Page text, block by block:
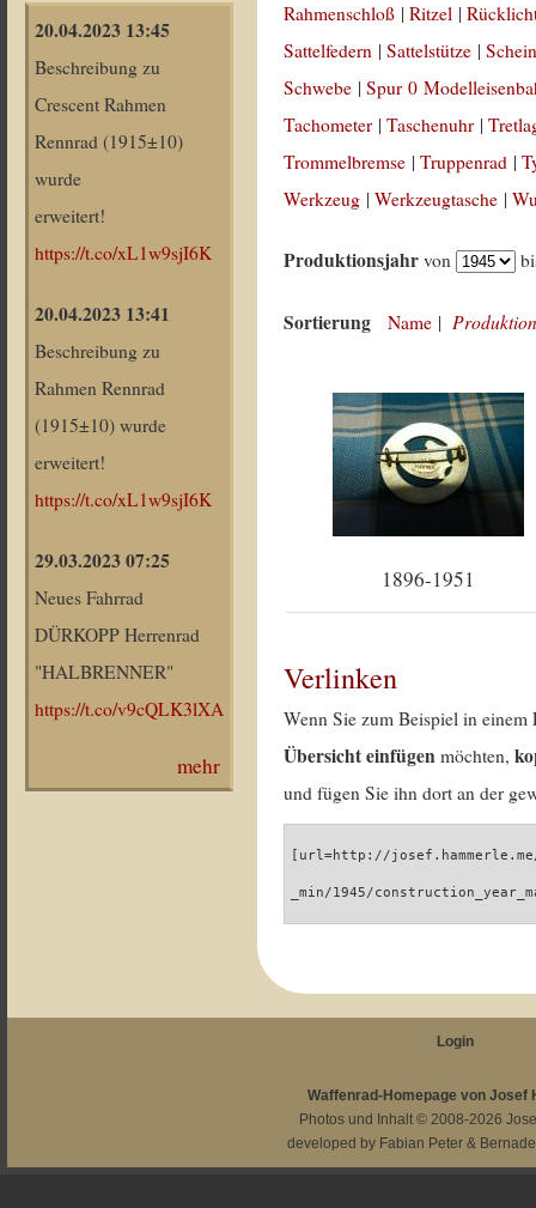
20.04.2023 13:45
Beschreibung zu
Crescent Rahmen
Rennrad (1915±10)
wurde
erweitert!
https://t.co/xL1w9sjI6K
20.04.2023 13:41
Beschreibung zu
Rahmen Rennrad
(1915±10) wurde
erweitert!
https://t.co/xL1w9sjI6K
29.03.2023 07:25
Neues Fahrrad
DÜRKOPP Herrenrad
"HALBRENNER"
https://t.co/v9cQLK3lXA
mehr
Rahmenschloß |Ritzel |
Sattelfedern |Sattelstütze |
Schwebe |Spur 0
Tachometer |Taschenuhr |
Trommelbremse |Truppenrad |
Werkzeug |Werkzeugtasche |
Produktionsjahr von
Sortierung Name |
1896-1951
Verlinken
Wenn Sie zum Beispiel in
Übersicht einfügen möchten,
und fügen Sie ihn dort an der
[url=http://
_min/1945/
Login
Waffenrad-Homepage von Josef
Photos und Inhalt © 2008-2026
developed by Fabian Peter &